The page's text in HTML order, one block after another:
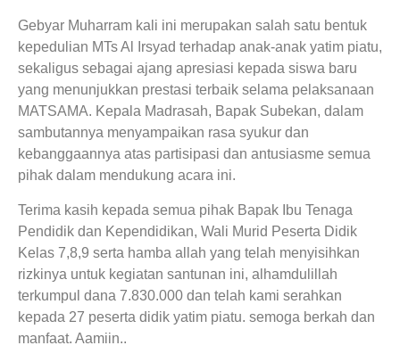
Gebyar Muharram kali ini merupakan salah satu bentuk
kepedulian MTs Al Irsyad terhadap anak-anak yatim piatu,
sekaligus sebagai ajang apresiasi kepada siswa baru
yang menunjukkan prestasi terbaik selama pelaksanaan
MATSAMA. Kepala Madrasah, Bapak Subekan, dalam
sambutannya menyampaikan rasa syukur dan
kebanggaannya atas partisipasi dan antusiasme semua
pihak dalam mendukung acara ini.
Terima kasih kepada semua pihak Bapak Ibu Tenaga
Pendidik dan Kependidikan, Wali Murid Peserta Didik
Kelas 7,8,9 serta hamba allah yang telah menyisihkan
rizkinya untuk kegiatan santunan ini, alhamdulillah
terkumpul dana 7.830.000 dan telah kami serahkan
kepada 27 peserta didik yatim piatu. semoga berkah dan
manfaat. Aamiin..